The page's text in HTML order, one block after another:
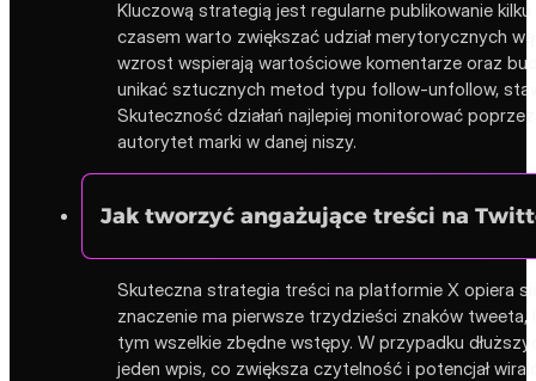
Kluczową strategią jest regularne publikowanie
czasem warto zwiększać udział merytorycznych
wzrost wspierają wartościowe komentarze oraz
unikać sztucznych metod typu follow-unfollow,
Skuteczność działań najlepiej monitorować
autorytet marki w danej niszy.
Jak tworzyć angażujące treści na
Skuteczna strategia treści na platformie X opiera
znaczenie ma pierwsze trzydzieści znaków
tym wszelkie zbędne wstępy. W przypadku
jeden wpis, co zwiększa czytelność i potencjał